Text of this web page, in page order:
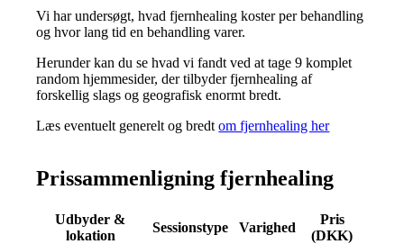
Vi har undersøgt, hvad fjernhealing koster per behandling
og hvor lang tid en behandling varer.
Herunder kan du se hvad vi fandt ved at tage 9 komplet
random hjemmesider, der tilbyder fjernhealing af
forskellig slags og geografisk enormt bredt.
Læs eventuelt generelt og bredtom fjernhealing her
Prissammenligning fjernhealing
Udbyder &
lokation
Sessionstype Varighed
Pris
(DKK)